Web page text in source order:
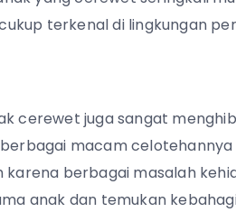
terkenal di lingkungan
cerewet juga sangat
macam
karena berbagai masalah
anak dan temukan